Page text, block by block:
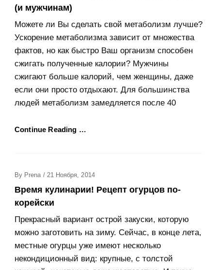
(и мужчинам)
Можете ли Вы сделать свой метаболизм лучше?
Ускорение метаболизма зависит от множества
фактов, но как быстро Ваш организм способен
сжигать полученные калории? Мужчины
сжигают больше калорий, чем женщины, даже
если они просто отдыхают. Для большинства
людей метаболизм замедляется после 40
Continue Reading …
By Prena/ Posted
21 Ноября, 2014
Время кулинарии! Рецепт огурцов по-
корейски
Прекрасный вариант острой закуски, которую
можно заготовить на зиму. Сейчас, в конце лета,
местные огурцы уже имеют несколько
некондиционный вид: крупные, с толстой